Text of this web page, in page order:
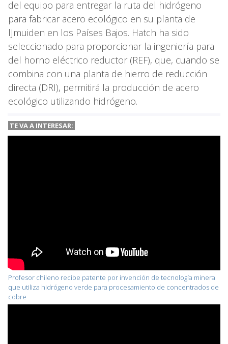
del equipo para entregar la ruta del hidrógeno
para fabricar acero ecológico en su planta de
lJmuiden en los Países Bajos. Hatch ha sido
seleccionado para proporcionar la ingeniería para
del horno eléctrico reductor (REF), que, cuando se
combina con una planta de hierro de reducción
directa (DRI), permitirá la producción de acero
ecológico utilizando hidrógeno.
TE VA A INTERESAR:
Profesor chileno recibe patente por invención de tecnología minera
que utiliza hidrógeno verde para procesamiento de concentrados de
cobre